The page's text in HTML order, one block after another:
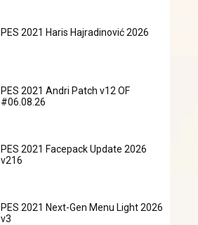
PES 2021 Haris Hajradinović 2026
PES 2021 Andri Patch v12 OF
#06.08.26
PES 2021 Facepack Update 2026
v216
PES 2021 Next-Gen Menu Light 2026
v3